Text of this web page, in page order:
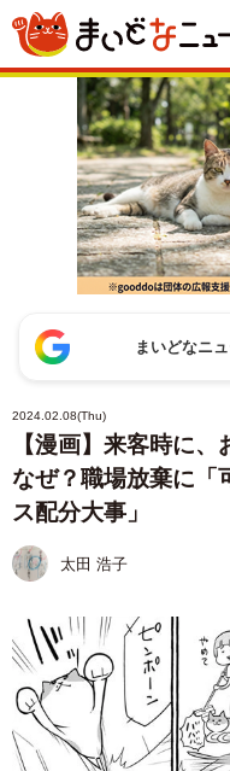
まいどなニ
2024.02.08(Thu)
【漫画】来客時に
なぜ？職場放棄に「
ス配分大事」
太田 浩子